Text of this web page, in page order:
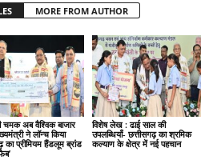
MORE FROM AUTHOR
चमक अब वैश्विक बाजार
ने लॉन्च किया
का प्रीमियम हैंडलूम ब्रांड
विशेष लेख : ढाई साल की
उपलब्धियाँ- छत्तीसगढ़ का श्रमिक
कल्याण के क्षेत्र में नई पहचान